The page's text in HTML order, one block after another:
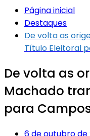
Página inicial
Destaques
De volta as
Título Eleitoral
De volta as
Machado
para
6 de outubro de